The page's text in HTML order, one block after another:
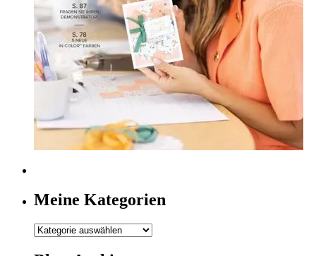
Meine Kategorien
Meine